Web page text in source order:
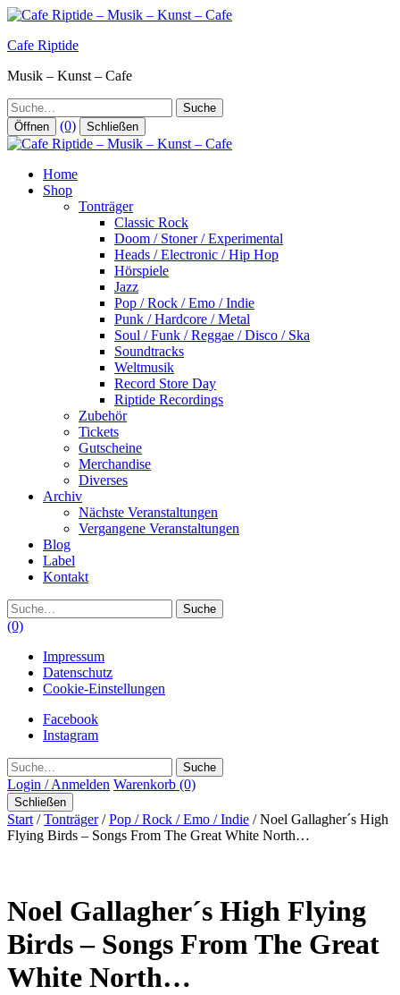
Zum
springen
Cafe Riptide
Musik – Kunst – Cafe
Suche
Öffnen (0) Schließen
Home
Shop
Tonträger
Classic Rock
Doom / Stoner / Experimental
Heads / Electronic / Hip Hop
Hörspiele
Jazz
Pop / Rock / Emo / Indie
Punk / Hardcore / Metal
Soul / Funk / Reggae / Disco / Ska
Soundtracks
Weltmusik
Record Store Day
Riptide Recordings
Zubehör
Tickets
Gutscheine
Merchandise
Diverses
Archiv
Nächste Veranstaltungen
Vergangene Veranstaltungen
Blog
Label
Kontakt
Suche
(0)
Impressum
Datenschutz
Cookie-Einstellungen
Facebook
Instagram
Suche
Login / Anmelden Warenkorb (0)
Schließen
Start /Tonträger/Pop / Rock / Emo / Indie / Noel Gallagher´s High
Flying Birds – Songs From The Great White North…
Noel Gallagher´s High Flying
Birds – Songs From The Great
White North…